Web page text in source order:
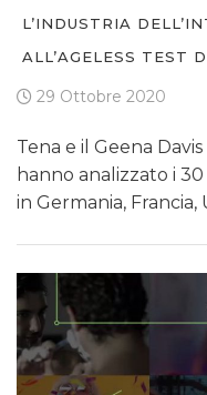
L’INDUSTRIA
ALL’AGELESS TEST
29 Ottobre 2020
Tena e il Geena
hanno analizzato i
in Germania, Francia,